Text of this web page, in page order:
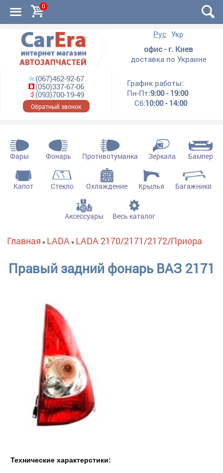
0
Рус Укр
офис - г. Киев
доставка по Украине
(067)462-92-67
(050)337-67-06
(093)700-19-49
Обратный звонок
График работы:
Пн-Пт:9:00 - 19:00
Сб:10:00 - 14:00
Фары Фонарь Противотуманка Зеркала Бампер
Капот Стекло Охлаждение Крылья Багажники
Аксессуары Весь каталог
Вы здесь
Главная » LADA» LADA 2170/2171/2172/Приора
Правый задний фонарь ВАЗ 2171
Технические характерстики: